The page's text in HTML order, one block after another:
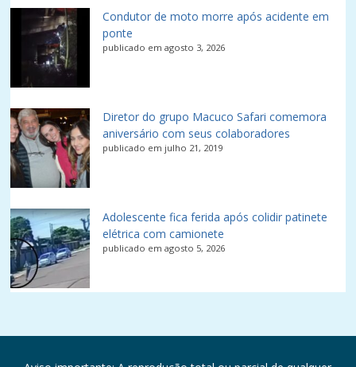
Condutor de moto morre após acidente em
ponte
publicado em agosto 3, 2026
Diretor do grupo Macuco Safari comemora
aniversário com seus colaboradores
publicado em julho 21, 2019
Adolescente fica ferida após colidir patinete
elétrica com camionete
publicado em agosto 5, 2026